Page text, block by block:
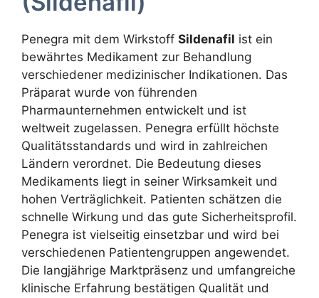
Penegra mit dem Wirkstoff Sildenafil ist ein
bewährtes Medikament zur Behandlung
verschiedener medizinischer Indikationen. Das
Präparat wurde von führenden
Pharmaunternehmen entwickelt und ist
weltweit zugelassen. Penegra erfüllt höchste
Qualitätsstandards und wird in zahlreichen
Ländern verordnet. Die Bedeutung dieses
Medikaments liegt in seiner Wirksamkeit und
hohen Verträglichkeit. Patienten schätzen die
schnelle Wirkung und das gute Sicherheitsprofil.
Penegra ist vielseitig einsetzbar und wird bei
verschiedenen Patientengruppen angewendet.
Die langjährige Marktpräsenz und umfangreiche
klinische Erfahrung bestätigen Qualität und